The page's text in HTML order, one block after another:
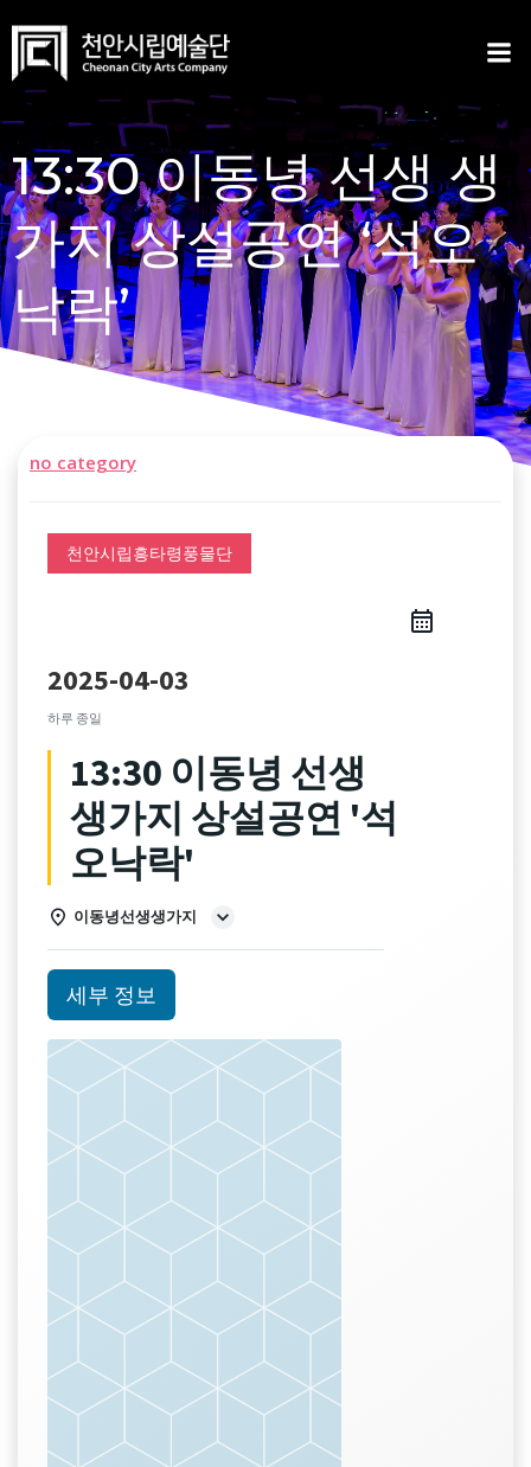
content
13:30 이동녕 선생 생
가지 상설공연 ‘석오
낙락’
no category
천안시립흥타령풍물단
2025-04-03
하루 종일
13:30 이동녕 선생
생가지 상설공연 '석
오낙락'
이동녕선생생가지
세부 정보